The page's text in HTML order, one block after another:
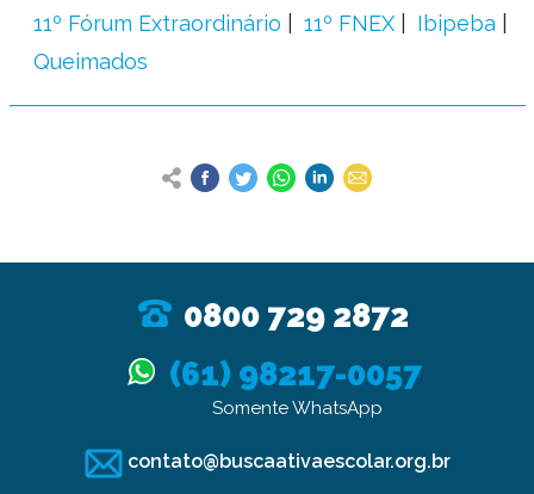
11º Fórum Extraordinário
11º FNEX
Ibipeba
Queimados
0800 729 2872
(61) 98217-0057
Somente WhatsApp
contato@buscaativaescolar.org.br